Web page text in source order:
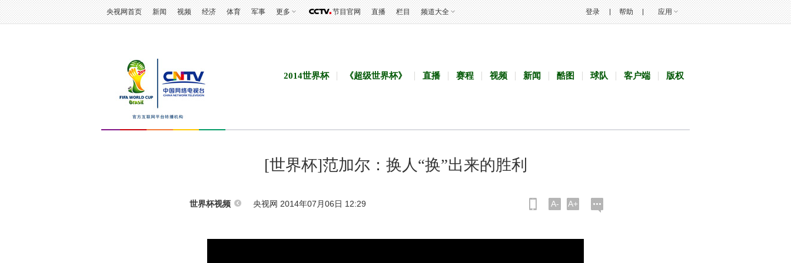
央视网首页 新闻 视频 经济 体育 军事 更多 节目官网 直播 栏目 频道大全 帮助 应用
登录
2014世界杯 《超级世界杯》 直播 赛程 视频 新闻 酷图 球队 客户端 版权
[世界杯]范加尔：换人“换”出来的胜利
世界杯视频 央视网 2014年07月06日 12:29 A- A+